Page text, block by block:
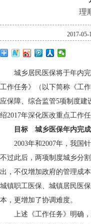
理
2017-05-
城乡居民医保将于年内完
工作任务》（以下简称《工
应保障、综合监管5项制度建
绍2017年深化医改重点工作任
目标 城乡医保年内完
2003年和2007年，我国针
不过此后，两项制度城乡分
出，不仅增加政府的管理成
城镇职工医保、城镇居民医
本，更增加了协调难度。
上述《工作任务》明确，